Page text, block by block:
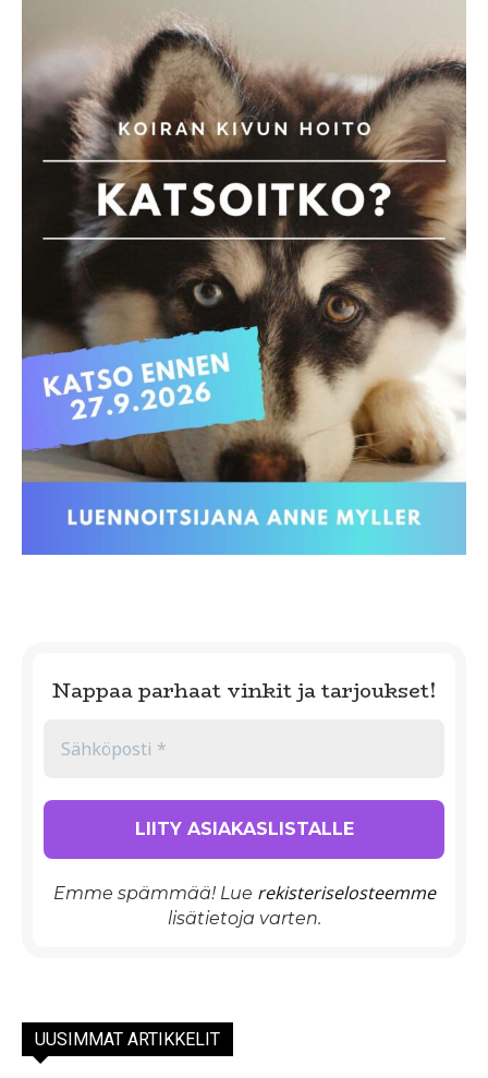
Nappaa parhaat vinkit ja tarjoukset!
Emme spämmää! Lue rekisteriselosteemme
lisätietoja varten.
UUSIMMAT ARTIKKELIT